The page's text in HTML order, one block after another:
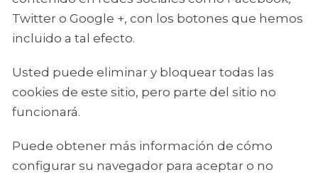
Twitter o Google +, con los botones que hemos
incluido a tal efecto.
Usted puede eliminar y bloquear todas las
cookies de este sitio, pero parte del sitio no
funcionará.
Puede obtener más información de cómo
configurar su navegador para aceptar o no